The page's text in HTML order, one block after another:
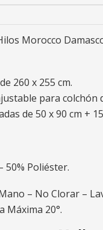
Morocco
260 x 255 cm.
para colchón
de 50 x 90 cm +
50% Poliéster.
– No Clorar –
Máxima 20°.